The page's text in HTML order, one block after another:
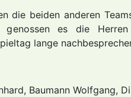
die beiden anderen
genossen es die
lange
Baumann Wolfgang,